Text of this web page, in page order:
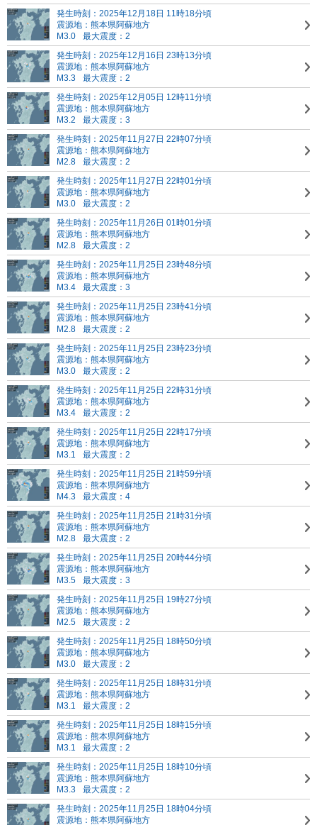
発生時刻：2025年12月18日 11時18分頃
震源地：熊本県阿蘇地方
M3.0
最大震度：2
発生時刻：2025年12月16日 23時13分頃
震源地：熊本県阿蘇地方
M3.3
最大震度：2
発生時刻：2025年12月05日 12時11分頃
震源地：熊本県阿蘇地方
M3.2
最大震度：3
発生時刻：2025年11月27日 22時07分頃
震源地：熊本県阿蘇地方
M2.8
最大震度：2
発生時刻：2025年11月27日 22時01分頃
震源地：熊本県阿蘇地方
M3.0
最大震度：2
発生時刻：2025年11月26日 01時01分頃
震源地：熊本県阿蘇地方
M2.8
最大震度：2
発生時刻：2025年11月25日 23時48分頃
震源地：熊本県阿蘇地方
M3.4
最大震度：3
発生時刻：2025年11月25日 23時41分頃
震源地：熊本県阿蘇地方
M2.8
最大震度：2
発生時刻：2025年11月25日 23時23分頃
震源地：熊本県阿蘇地方
M3.0
最大震度：2
発生時刻：2025年11月25日 22時31分頃
震源地：熊本県阿蘇地方
M3.4
最大震度：2
発生時刻：2025年11月25日 22時17分頃
震源地：熊本県阿蘇地方
M3.1
最大震度：2
発生時刻：2025年11月25日 21時59分頃
震源地：熊本県阿蘇地方
M4.3
最大震度：4
発生時刻：2025年11月25日 21時31分頃
震源地：熊本県阿蘇地方
M2.8
最大震度：2
発生時刻：2025年11月25日 20時44分頃
震源地：熊本県阿蘇地方
M3.5
最大震度：3
発生時刻：2025年11月25日 19時27分頃
震源地：熊本県阿蘇地方
M2.5
最大震度：2
発生時刻：2025年11月25日 18時50分頃
震源地：熊本県阿蘇地方
M3.0
最大震度：2
発生時刻：2025年11月25日 18時31分頃
震源地：熊本県阿蘇地方
M3.1
最大震度：2
発生時刻：2025年11月25日 18時15分頃
震源地：熊本県阿蘇地方
M3.1
最大震度：2
発生時刻：2025年11月25日 18時10分頃
震源地：熊本県阿蘇地方
M3.3
最大震度：2
発生時刻：2025年11月25日 18時04分頃
震源地：熊本県阿蘇地方